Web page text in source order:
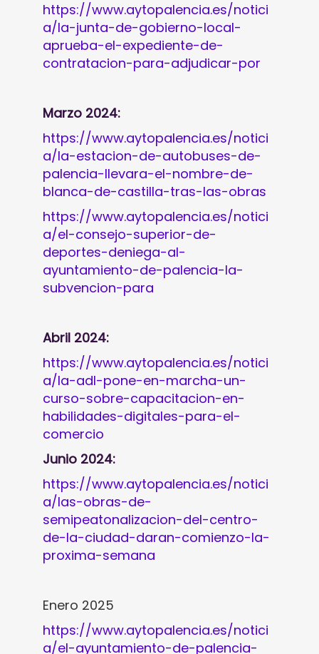
https://www.aytopalencia.es/notici
a/la-junta-de-gobierno-local-
aprueba-el-expediente-de-
contratacion-para-adjudicar-por
Marzo 2024:
https://www.aytopalencia.es/notici
a/la-estacion-de-autobuses-de-
palencia-llevara-el-nombre-de-
blanca-de-castilla-tras-las-obras
https://www.aytopalencia.es/notici
a/el-consejo-superior-de-
deportes-deniega-al-
ayuntamiento-de-palencia-la-
subvencion-para
Abril 2024:
https://www.aytopalencia.es/notici
a/la-adl-pone-en-marcha-un-
curso-sobre-capacitacion-en-
habilidades-digitales-para-el-
comercio
Junio 2024:
https://www.aytopalencia.es/notici
a/las-obras-de-
semipeatonalizacion-del-centro-
de-la-ciudad-daran-comienzo-la-
proxima-semana
Enero 2025
https://www.aytopalencia.es/notici
a/el-ayuntamiento-de-palencia-